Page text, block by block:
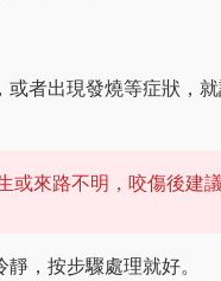
或者出現發燒等症狀，
或來路不明，咬傷後建
，按步驟處理就好。